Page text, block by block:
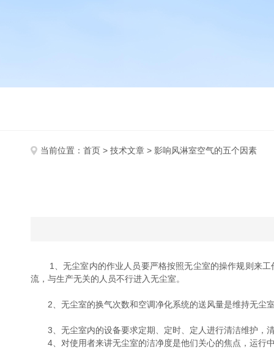
当前位置： 首页 > 技术文章 > 影响风淋室空气的五个因素
1、无尘室内的作业人员要严格按照无尘室的操作规则来工
流，与生产无关的人员不行进入无尘室。
2、无尘室的换气次数和空调净化系统的送风量是维持无尘
3、无尘室内的设备要求定期、定时、定人进行清洁维护，
4、对使用者来讲无尘室的洁净度是他们关心的焦点，运行